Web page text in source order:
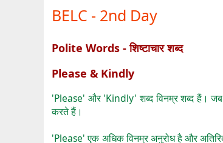
BELC - 2nd Day
Polite Words - शिष्टाचार शब्द
Please & Kindly
'Please' और 'Kindly' शब्द विनम्र शब्द हैं। जब
करते हैं।
'Please' एक अधिक विनम्र अनुरोध है और